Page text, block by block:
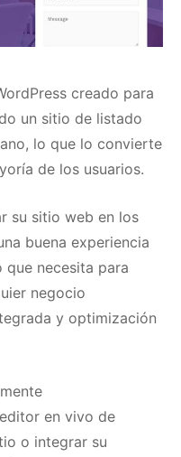
creado para
un sitio de listado
lo que lo convierte
de los usuarios.
su sitio web en los
buena experiencia
necesita para
negocio
y optimización
en vivo de
o integrar su